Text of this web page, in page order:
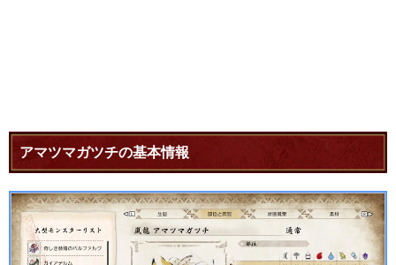
アマツマガツチの基本情報